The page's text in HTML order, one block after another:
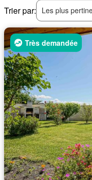
Trier par:
Les plus
Très demandée